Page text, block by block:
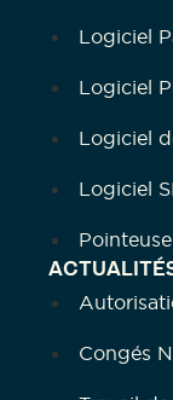
Logiciel
Logiciel
Logiciel
Logiciel
Pointeuse
Congés